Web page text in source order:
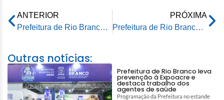
ANTERIOR
Prefeitura de Rio Branco recebe doação de 59 colchões da Acisa para desabrigados
PRÓXIMA
Prefeitura de Rio Branco reúne secretários para definir estratégias da Operação Dignidade neste domingo
Outras notícias:
Prefeitura de Rio Branco leva
prevenção à Expoacre e
destaca trabalho dos
agentes de saúde
Programação da Prefeitura no estande